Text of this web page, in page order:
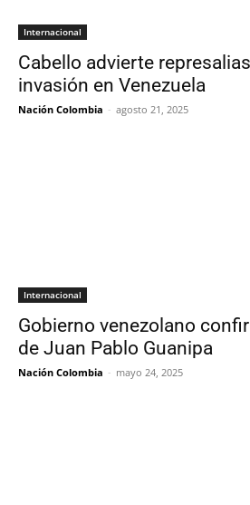
Internacional
Cabello advierte
invasión en Venezuela
Nación Colombia - agosto 21, 2025
Internacional
Gobierno venezolano
de Juan Pablo Guanipa
Nación Colombia - mayo 24, 2025